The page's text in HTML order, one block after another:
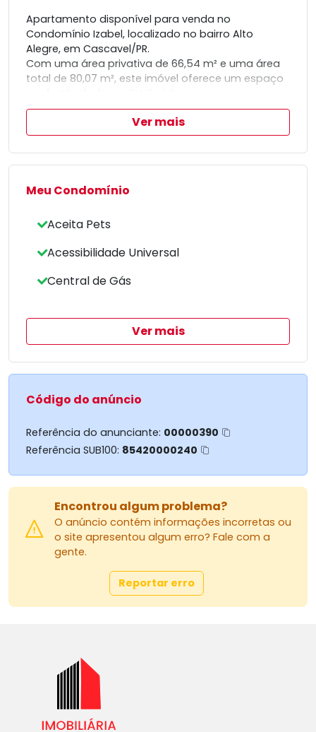
Apartamento disponível para venda no
Condomínio Izabel, localizado no bairro Alto
Alegre, em Cascavel/PR.
Com uma área privativa de 66,54 m² e uma área
total de 80,07 m², este imóvel oferece um espaço
O apartamento conta com dois dormitórios,
sendo uma suíte e um quarto adicional,
proporcionando privacidade e comodidade.
Além disso, inclui uma vaga de garagem,
garantindo praticidade no dia a dia.
Uma excelente oportunidade para quem busca
um novo lar com essas características.
Ver mais
Meu Condomínio
Aceita Pets
Acessibilidade Universal
Central de Gás
Ver mais
Código do anúncio
Referência do anunciante: 00000390
Referência SUB100: 85420000240
Encontrou algum problema?
O anúncio contém informações incorretas ou
o site apresentou algum erro? Fale com a
gente.
Reportar erro